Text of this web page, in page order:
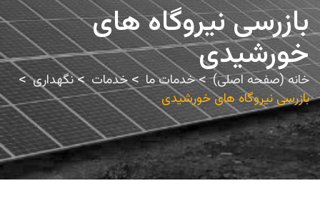
بازرسی نیروگاه های
خورشیدی
خانه (صفحه اصلی) خدمات ما خدمات
نگهداری
بازرسی نیروگاه های خورشیدی